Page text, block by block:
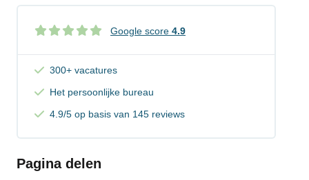
Google score 4.9
300+ vacatures
Het persoonlijke bureau
4.9/5 op basis van 145 reviews
Pagina delen